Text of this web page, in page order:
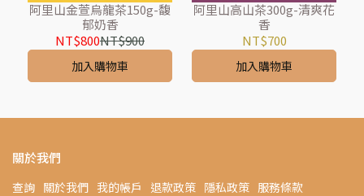
阿里山金萱烏龍茶150g-馥
郁奶香
NT$800NT$900
加入購物車
阿里山高山茶300g-清爽花
香
NT$700
加入購物車
關於我們
查詢 關於我們 我的帳戶 退款政策 隱私政策 服務條款